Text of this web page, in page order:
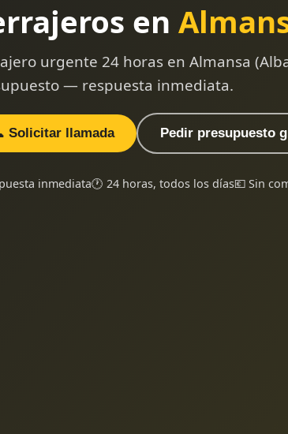
en
urgente 24 horas en Almansa
— respuesta inmediata.
Solicitar llamada Pedir presupuesto
inmediata🕐 24 horas, todos los días💶 Sin